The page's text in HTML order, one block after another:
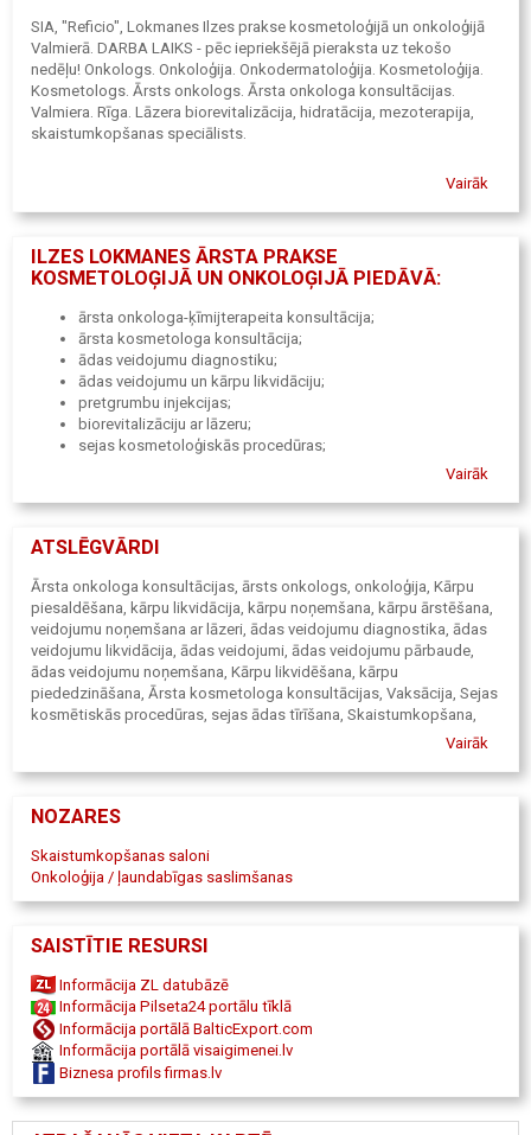
SIA, "Reficio", Lokmanes Ilzes prakse kosmetoloģijā un onkoloģijā
Valmierā. DARBA LAIKS - pēc iepriekšējā pieraksta uz tekošo
nedēļu! Onkologs. Onkoloģija. Onkodermatoloģija. Kosmetoloģija.
Kosmetologs. Ārsts onkologs. Ārsta onkologa konsultācijas.
Valmiera. Rīga. Lāzera biorevitalizācija, hidratācija, mezoterapija,
skaistumkopšanas speciālists.
Vairāk
ILZES LOKMANES ĀRSTA PRAKSE
KOSMETOLOĢIJĀ UN ONKOLOĢIJĀ PIEDĀVĀ:
ārsta onkologa-ķīmijterapeita konsultācija;
ārsta kosmetologa konsultācija;
ādas veidojumu diagnostiku;
ādas veidojumu un kārpu likvidāciju;
pretgrumbu injekcijas;
biorevitalizāciju ar lāzeru;
sejas kosmetoloģiskās procedūras;
Vairāk
ATSLĒGVĀRDI
Ārsta onkologa konsultācijas, ārsts onkologs, onkoloģija, Kārpu
piesaldēšana, kārpu likvidācija, kārpu noņemšana, kārpu ārstēšana,
veidojumu noņemšana ar lāzeri, ādas veidojumu diagnostika, ādas
veidojumu likvidācija, ādas veidojumi, ādas veidojumu pārbaude,
ādas veidojumu noņemšana, Kārpu likvidēšana, kārpu
piededzināšana, Ārsta kosmetologa konsultācijas, Vaksācija, Sejas
kosmētiskās procedūras, sejas ādas tīrīšana, Skaistumkopšana,
skaistumkopšanas salons, Pretgrumbu injekcijas, mezoterapija,
revitalizācija, ādas revitalizācija, Relaksējošas masāžas, SPA
krāsošana, Auss ļipiņu caurduršana, Onkoloģijas centrs, onkologs,
onkocentrs, onkologs Ilze Lokmane, Onkoloģija Valmiera,
Onkoloģija Cēsis, Onkoloģija Limbaži, Onkoloģija Valka, Onkoloģija
Smiltene, Onkoloģija Madona, Onkoloģija Alūksne, Onkoloģija
Onkoloģija Kuldīga, Onkoloģija Rīga, Onkoloģija Rīgas rajons,
Onkodermatoloģija Limbaži, Onkodermatoloģija Valka,
Onkodermatoloģija Smiltene, Onkodermatoloģija Madona,
Onkodermatoloģija Alūksne, Onkodermatoloģija Ventspils,
Onkodermatoloģija Vidzeme, Onkodermatoloģija Talsi,
Onkodermatoloģija Tukums, Onkodermatoloģija Kuldīga,
Onkodermatoloģija Rīga, Onkodermatoloģija Rīgas rajons, Ādas
veidojumu noņemšana Valmiera, Ādas veidojumu noņemšana Cēsis,
Vairāk
NOZARES
Skaistumkopšanas saloni
Onkoloģija / ļaundabīgas saslimšanas
SAISTĪTIE RESURSI
Informācija ZL datubāzē
Informācija Pilseta24 portālu tīklā
Informācija portālā BalticExport.com
Informācija portālā visaigimenei.lv
Biznesa profils firmas.lv